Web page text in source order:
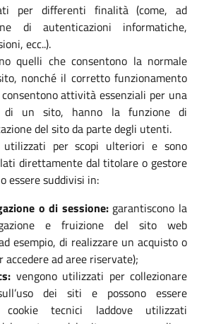
per differenti finalità (come, ad
di autenticazioni informatiche,
ecc..).
quelli che consentono la normale
nonché il corretto funzionamento
attività essenziali per una
di un sito, hanno la funzione di
del sito da parte degli utenti.
utilizzati per scopi ulteriori e sono
direttamente dal titolare o gestore
essere suddivisi in:
o di sessione:garantiscono la
e fruizione del sito web
esempio, di realizzare un acquisto o
ad aree riservate);
vengono utilizzati per collezionare
dei siti e possono essere
tecnici laddove utilizzati